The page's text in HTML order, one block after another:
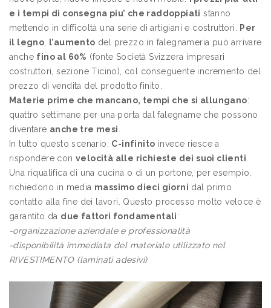
e i tempi di consegna piu’ che raddoppiati stanno
mettendo in difficoltà una serie di artigiani e costruttori.
Per
il legno
l’aumento del prezzo in falegnameria può arrivare
anche fino al 60% (fonte Società Svizzera impresari
costruttori, sezione Ticino), col conseguente incremento del
prezzo di vendita del prodotto finito.
Materie prime che mancano, tempi che si allungano:
quattro settimane per una porta dal falegname che possono
diventare anche tre mesi
In tutto questo scenario, C-infinito invece riesce a
rispondere convelocità alle richieste dei suoi clienti
Una riqualifica di una cucina o di un portone, per esempio,
richiedono in media massimo dieci giorni dal primo
contatto alla fine dei lavori. Questo processo molto veloce è
garantito da due fattori fondamentali:
-organizzazione aziendale e professionalità
-disponibilità immediata del materiale utilizzato nel
RIVESTIMENTO (laminati adesivi)